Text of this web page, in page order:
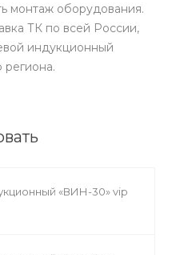
монтаж оборудования.
ТК по всей России,
индукционный
«ВИН-30» vip